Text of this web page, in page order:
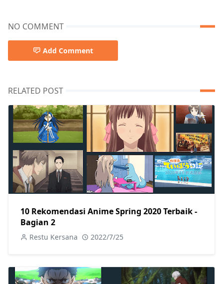
NO COMMENT
Add Comment
RELATED POST
10 Rekomendasi Anime Spring 2020 Terbaik -
Bagian 2
Restu Kersana 2022/7/25